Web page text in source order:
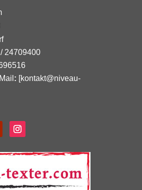
24709400
: [kontakt@niveau-